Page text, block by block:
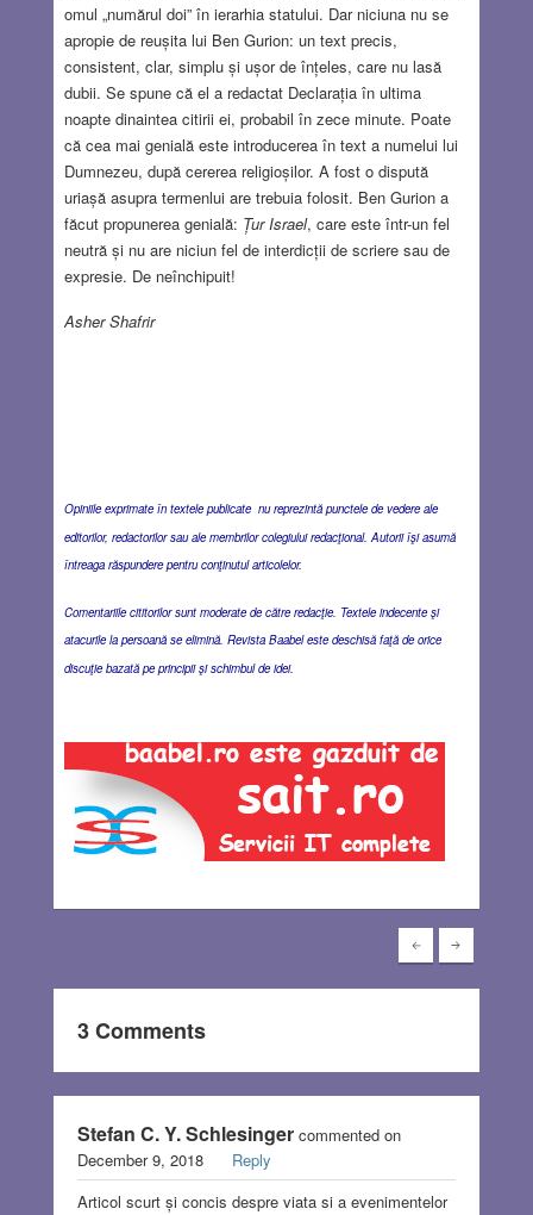
omul „numărul doi” în ierarhia statului. Dar niciuna nu se
apropie de reușita lui Ben Gurion: un text precis,
consistent, clar, simplu și ușor de înțeles, care nu lasă
dubii. Se spune că el a redactat Declarația în ultima
noapte dinaintea citirii ei, probabil în zece minute. Poate
că cea mai genială este introducerea în text a numelui lui
Dumnezeu, după cererea religioșilor. A fost o dispută
uriașă asupra termenlui are trebuia folosit. Ben Gurion a
făcut propunerea genială: Țur Israel, care este într-un fel
neutră și nu are niciun fel de interdicții de scriere sau de
expresie. De neînchipuit!
Asher Shafrir
Opiniile exprimate în textele publicate nu reprezintă punctele de vedere ale
editorilor, redactorilor sau ale membrilor colegiului redacţional. Autorii îşi asumă
întreaga răspundere pentru conţinutul articolelor.
Comentariile cititorilor sunt moderate de către redacţie. Textele indecente şi
atacurile la persoană se elimină. Revista Baabel este deschisă faţă de orice
discuţie bazată pe principii şi schimbul de idei.
3 Comments
Stefan C. Y. Schlesingercommented on
December 9, 2018
Reply
Articol scurt și concis despre viata si a evenimentelor